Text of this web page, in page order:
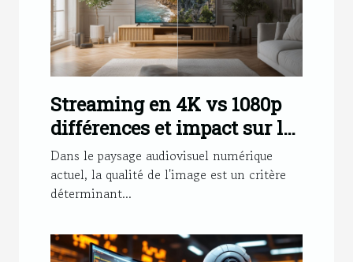
Streaming en 4K vs 1080p
différences et impact sur la
bande passante
Dans le paysage audiovisuel numérique
actuel, la qualité de l'image est un critère
déterminant...